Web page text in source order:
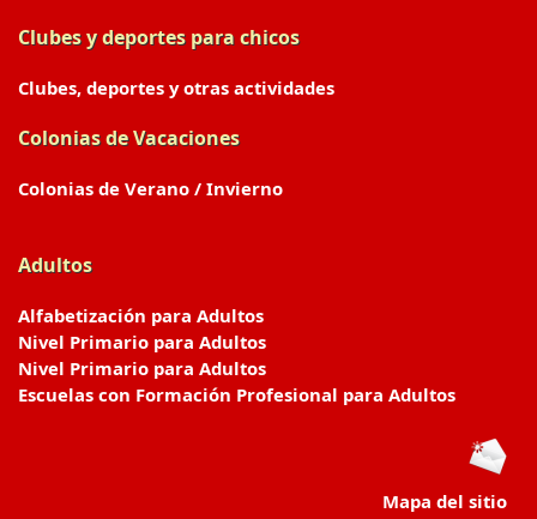
Clubes y deportes para chicos
Clubes, deportes y otras actividades
Colonias de Vacaciones
Colonias de Verano / Invierno
Adultos
Alfabetización para Adultos
Nivel Primario para Adultos
Nivel Primario para Adultos
Escuelas con Formación Profesional para Adultos
Mapa del sitio